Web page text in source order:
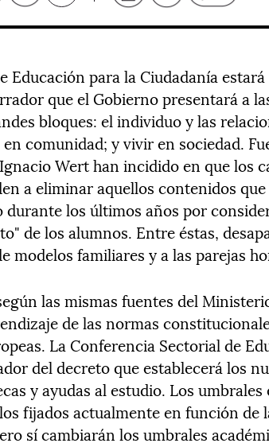
Educación para la Ciudadanía
que el Gobierno presentará a
bloques: el individuo y las
en comunidad; y vivir en sociedad.
Wert han incidido en que los
a eliminar aquellos contenidos que
durante los últimos años por
de los alumnos. Entre éstas,
modelos familiares y a las parejas
las mismas fuentes del
de las normas
La Conferencia Sectorial de
del decreto que establecerá los
y ayudas al estudio. Los
fijados actualmente en función de
sí cambiarán los umbrales